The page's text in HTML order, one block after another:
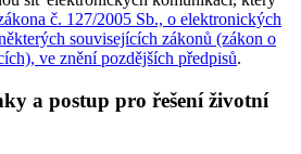
č. 127/2005 Sb., o elektronických
souvisejících zákonů (zákon o
ve znění pozdějších předpisů.
a postup pro řešení životní